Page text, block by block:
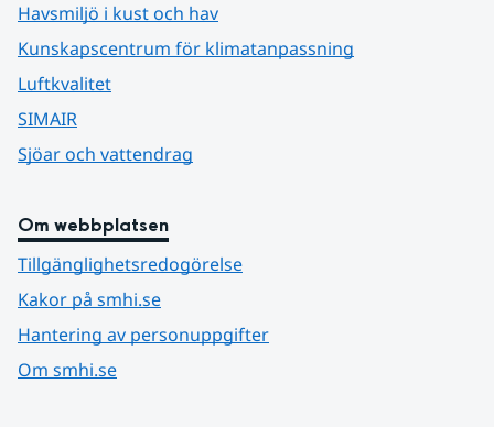
Havsmiljö i kust och hav
Kunskapscentrum för klimatanpassning
Luftkvalitet
SIMAIR
Sjöar och vattendrag
Om webbplatsen
Tillgänglighetsredogörelse
Kakor på smhi.se
Hantering av personuppgifter
Om smhi.se